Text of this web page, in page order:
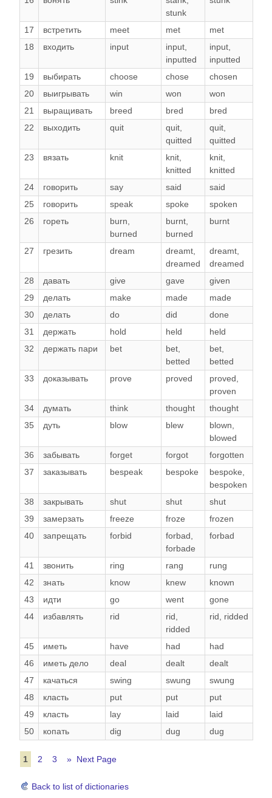
stunk
17 встретить meet met
met
18
входить input input
inputted
input
inputted
19
выбирать choose chose
chosen
20
выигрывать win won
won
21
выращивать breed bred
bred
22
выходить quit quit
quitted
quit
quitted
23
вязать knit knit
knitted
knit
knitted
24
говорить say said
said
25
говорить speak spoke
spoken
26
гореть burn
burned
burnt
burned
burnt
27 грезить dream dreamt
dreamed
dreamt
dreamed
28
давать give gave
given
29
делать make made
made
30
делать do did
done
31
держать hold held
held
32
держать пари bet bet
betted
bet
betted
33
доказывать prove proved proved
proven
34
думать think thought
thought
35
дуть blow blew blown
blowed
36
забывать forget forgot
forgotten
37
заказывать bespeak bespoke bespoke
bespoken
38
закрывать shut shut
shut
39
замерзать freeze froze
frozen
40
запрещать forbid forbad
forbade
forbad
41 звонить ring rang
rung
42
знать know knew
known
43
идти go went
gone
44
избавлять rid rid
ridded
rid ridded
45 иметь have had
had
46
иметь дело deal dealt
dealt
47
качаться swing swung
swung
48
класть put put
put
49
класть lay laid
laid
50
копать dig dug dug
1 2 3 » Next Page
Back to list of dictionaries